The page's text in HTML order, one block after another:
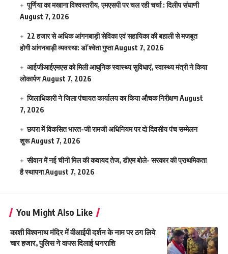
पूर्णिया का मखाना विश्वस्तरीय, एमएसपी पर चल रही चर्चा : दिलीप संघाणी
August 7, 2026
22 हजार से अधिक आंगनबाड़ी सेविका एवं सहायिका की बहाली से मजबूत
होगी आंगनबाड़ी व्यवस्था: डाॅ श्वेता गुप्ताAugust 7, 2026
आईजीआईएमएस काे मिली आधुनिक स्वास्थ्य सुविधाएं, स्वास्थ्य मंत्री ने किया
लोकार्पणAugust 7, 2026
जिलाधिकारी ने जिला पंचायत कार्यालय का किया औचक निरीक्षणAugust
7, 2026
छपरा में विकसित भारत-जी रामजी अधिनियम पर दो दिवसीय पंच सम्मेलन
शुरूAugust 7, 2026
सीवान में नई चीनी मिल की कवायद तेज, डीएम बोले- सरकार की प्राथमिकता
है स्थापनाAugust 7, 2026
You Might Also Like
काशी विश्वनाथ मंदिर में वीआईपी दर्शन के नाम पर ठग लिये
चार हजार, पुलिस ने वापस दिलाई धनराशि